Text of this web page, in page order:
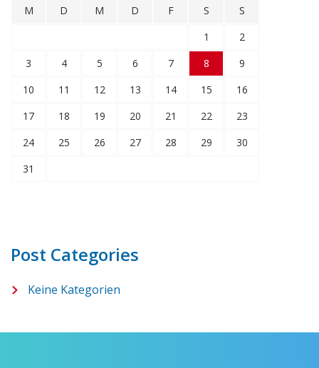
M D M D F S
S
1
2
3
4 5 6 7 8
9
10
11 12 13 14 15
16
17
18 19 20 21 22
23
24
25 26 27 28 29
30
31
Post Categories
Keine Kategorien